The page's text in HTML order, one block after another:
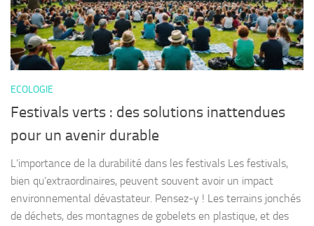
ECOLOGIE
Festivals verts : des solutions inattendues
pour un avenir durable
L’importance de la durabilité dans les festivals Les festivals,
bien qu’extraordinaires, peuvent souvent avoir un impact
environnemental dévastateur. Pensez-y ! Les terrains jonchés
de déchets, des montagnes de gobelets en plastique, et des